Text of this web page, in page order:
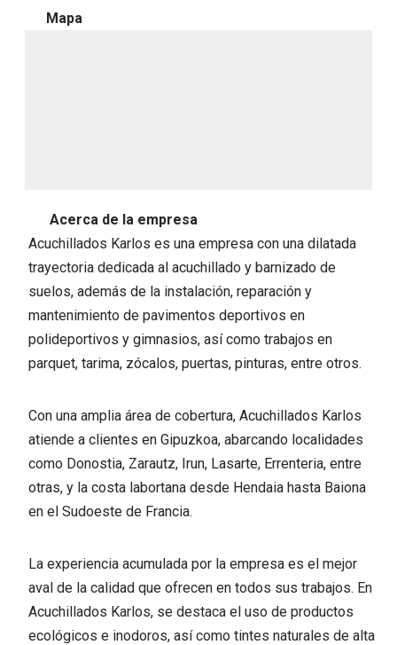
Mapa
Acerca de la empresa
Acuchillados Karlos es una empresa con una dilatada
trayectoria dedicada al acuchillado y barnizado de
suelos, además de la instalación, reparación y
mantenimiento de pavimentos deportivos en
polideportivos y gimnasios, así como trabajos en
parquet, tarima, zócalos, puertas, pinturas, entre otros.
Con una amplia área de cobertura, Acuchillados Karlos
atiende a clientes en Gipuzkoa, abarcando localidades
como Donostia, Zarautz, Irun, Lasarte, Errenteria, entre
otras, y la costa labortana desde Hendaia hasta Baiona
en el Sudoeste de Francia.
La experiencia acumulada por la empresa es el mejor
aval de la calidad que ofrecen en todos sus trabajos. En
Acuchillados Karlos, se destaca el uso de productos
ecológicos e inodoros, así como tintes naturales de alta